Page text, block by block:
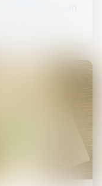
signature d'un